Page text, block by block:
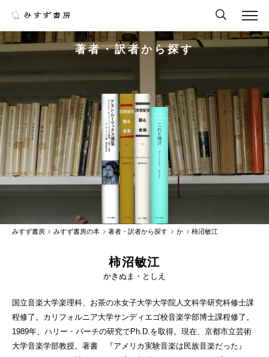
著者・訳者から探す
みすず書房 みすず書房の本 著者・訳者から探す か 柿沼敏江
柿沼敏江
かきぬま・としえ
国立音楽大学楽理科、お茶の水女子大学大学院人文科学研究科修士課
程修了。カリフォルニア大学サンディエゴ校音楽学部博士課程修了。
1989年、ハリー・パーチの研究でPh.D.を取得。現在、京都市立芸術
大学音楽学部教授。著書 『アメリカ実験音楽は民族音楽だった』